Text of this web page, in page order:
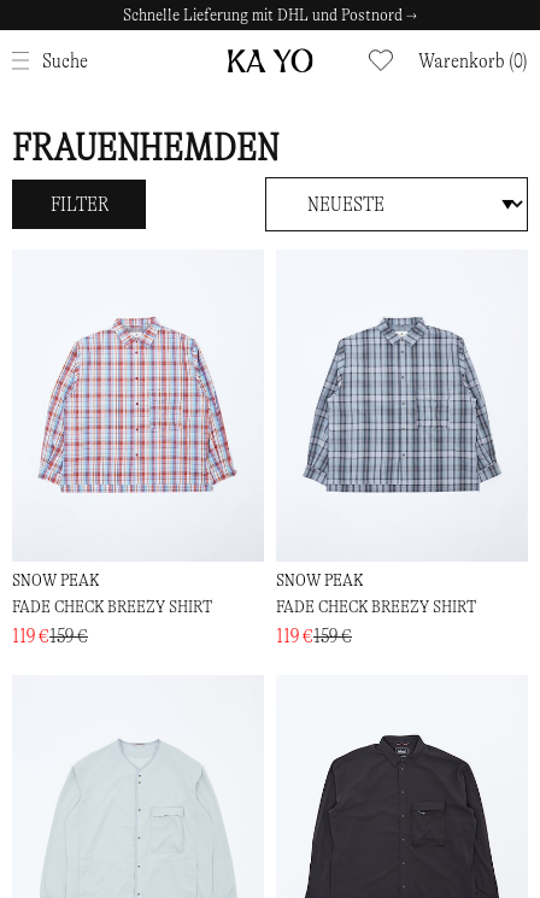
Schnelle Lieferung mit DHL und Postnord →
Suche Warenkorb (0)
SCHLIESSEN
FRAUENHEMDEN
FILTER
SNOW PEAK
FADE CHECK BREEZY SHIRT
119 €159 €
SNOW PEAK
FADE CHECK BREEZY SHIRT
119 €159 €